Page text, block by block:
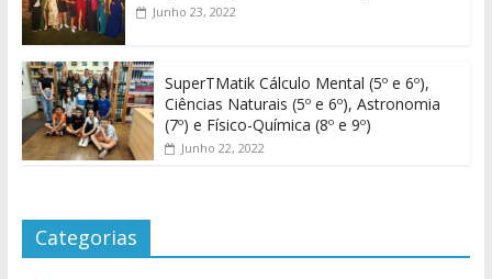
Junho 23, 2022
SuperTMatik Cálculo Mental (5º e 6º),
Ciências Naturais (5º e 6º), Astronomia
(7º) e Físico-Química (8º e 9º)
Junho 22, 2022
Categorias